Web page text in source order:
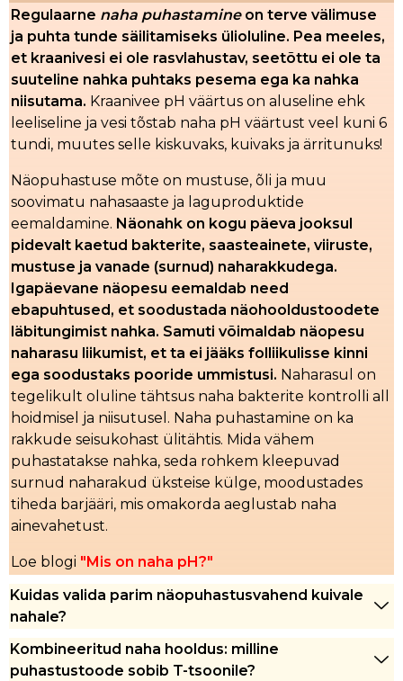
Regulaarne naha puhastamineon terve välimuse
ja puhta tunde säilitamiseks ülioluline. Pea meeles,
et kraanivesi ei ole rasvlahustav, seetõttu ei ole ta
suuteline nahka puhtaks pesema ega ka nahka
niisutama. Kraanivee pH väärtus on aluseline ehk
leeliseline ja vesi tõstab naha pH väärtust veel kuni 6
tundi, muutes selle kiskuvaks, kuivaks ja ärritunuks!
Näopuhastuse mõte on mustuse, õli ja muu
soovimatu nahasaaste ja laguproduktide
eemaldamine. Näonahk on kogu päeva jooksul
pidevalt kaetud bakterite, saasteainete, viiruste,
mustuse ja vanade (surnud) naharakkudega.
Igapäevane näopesu eemaldab need
ebapuhtused, et soodustada näohooldustoodete
läbitungimist nahka. Samuti võimaldab näopesu
naharasu liikumist, et ta ei jääks folliikulisse kinni
ega soodustaks pooride ummistusi. Naharasul on
tegelikult oluline tähtsus naha bakterite kontrolli all
hoidmisel ja niisutusel. Naha puhastamine on ka
rakkude seisukohast ülitähtis. Mida vähem
puhastatakse nahka, seda rohkem kleepuvad
surnud naharakud üksteise külge, moodustades
tiheda barjääri, mis omakorda aeglustab naha
ainevahetust.
Loe blogi "Mis on naha pH?"
Kuidas valida parim näopuhastusvahend kuivale
nahale?
Kombineeritud naha hooldus: milline
puhastustoode sobib T-tsoonile?